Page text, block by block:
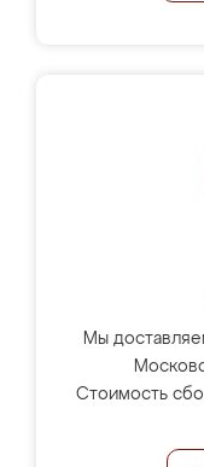
Мы
Стоимость